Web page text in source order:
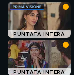
PUNTATA INTERA
PUNTATA INTERA